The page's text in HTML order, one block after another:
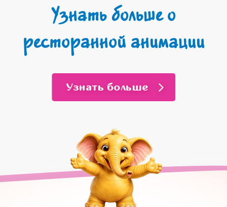
Узнать больше о
ресторанной анимации
Узнать больше